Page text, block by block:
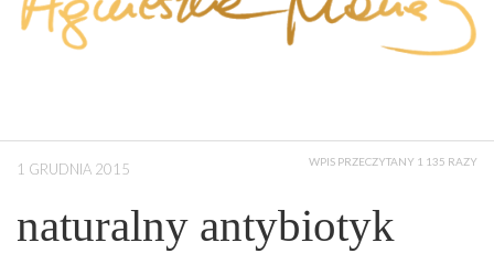
1 GRUDNIA 2015 WPIS PRZECZYTANY 1 135 RAZY
naturalny antybiotyk